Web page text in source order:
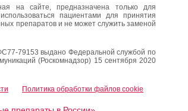
на сайте, предназначена только для
пациентами для принятия
препаратов и не может служить заменой
79153 выдано Федеральной службой по
(Роскомнадзор) 15 сентября 2020
Политика обработки файлов cookie